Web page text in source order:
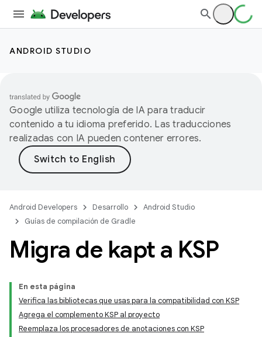
ANDROID STUDIO
Google utiliza tecnología de IA para traducir
contenido a tu idioma preferido. Las traducciones
realizadas con IA pueden contener errores.
Android Developers Desarrollo
Android Studio
Guías de compilación de Gradle
Migra de kapt a KSP
En esta página
Verifica las bibliotecas que usas para la compatibilidad con KSP
Agrega el complemento KSP al proyecto
Reemplaza los procesadores de anotaciones con KSP